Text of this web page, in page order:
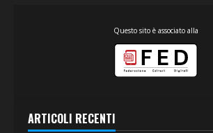
Questo sito è associato alla
ARTICOLI RECENTI